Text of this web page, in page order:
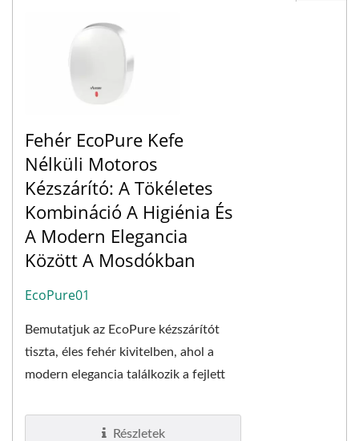
Fehér EcoPure Kefe
Nélküli Motoros
Kézszárító: A Tökéletes
Kombináció A Higiénia És
A Modern Elegancia
Között A Mosdókban
EcoPure01
Bemutatjuk az EcoPure kézszárítót
tiszta, éles fehér kivitelben, ahol a
modern elegancia találkozik a fejlett
karcsú,...
Részletek